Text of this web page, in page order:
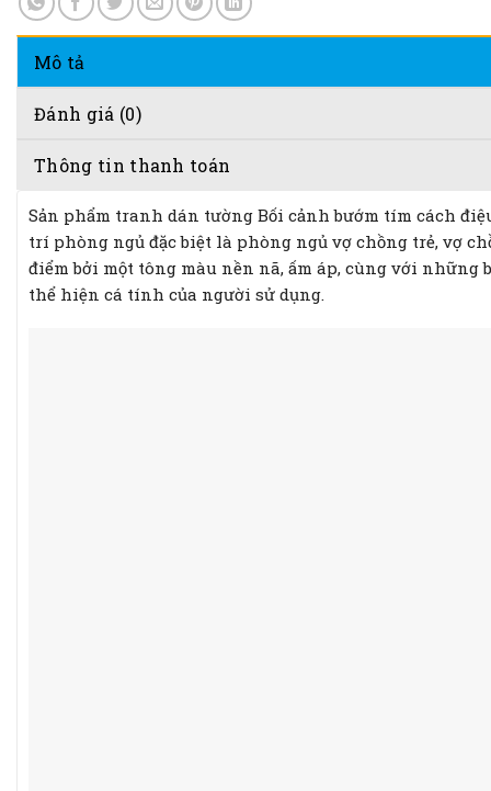
Mô tả
Đánh giá (0)
Thông tin thanh toán
Sản phẩm tranh dán tường Bối cảnh bướm tím cách
trí phòng ngủ đặc biệt là phòng ngủ vợ chồng trẻ, vợ
điểm bởi một tông màu nền nã, ấm áp, cùng với
thể hiện cá tính của người sử dụng.